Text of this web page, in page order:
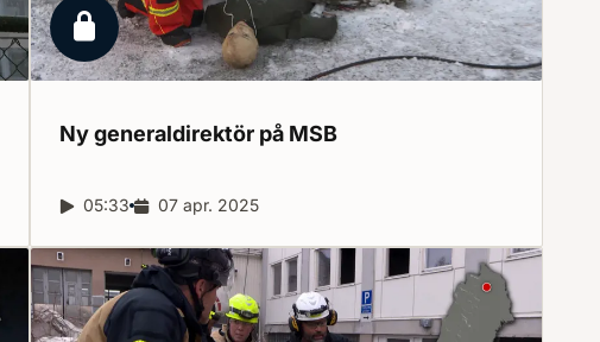
Låst reportage
Ny generaldirektör på MSB
Reportagelängd:
05:33 Releasedatum:
07 apr. 2025